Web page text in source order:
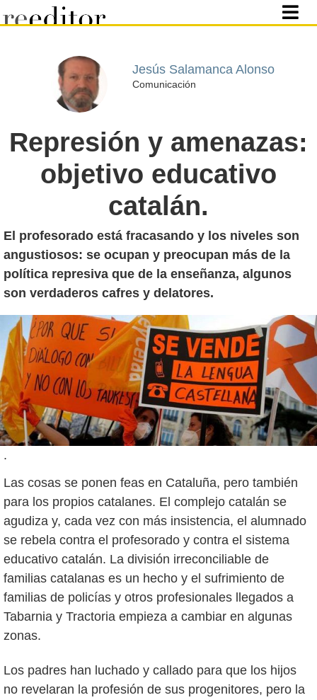
Jesús Salamanca Alonso
Comunicación
Represión y amenazas:
objetivo educativo
catalán.
El profesorado está fracasando y los niveles son
angustiosos: se ocupan y preocupan más de la
política represiva que de la enseñanza, algunos
son verdaderos cafres y delatores.
.
Las cosas se ponen feas en Cataluña, pero también
para los propios catalanes. El complejo catalán se
agudiza y, cada vez con más insistencia, el alumnado
se rebela contra el profesorado y contra el sistema
educativo catalán. La división irreconciliable de
familias catalanas es un hecho y el sufrimiento de
familias de policías y otros profesionales llegados a
Tabarnia y Tractoria empieza a cambiar en algunas
zonas.
Los padres han luchado y callado para que los hijos
no revelaran la profesión de sus progenitores, pero la